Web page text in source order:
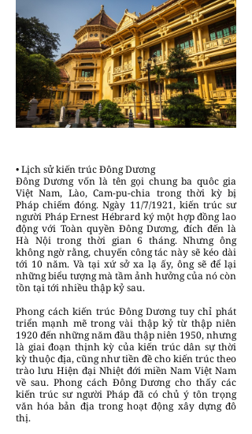
• Lịch sử kiến trúc Đông Dương
Đông Dương vốn là tên gọi chung ba quôc gia
Việt Nam, Lào, Cam-pu-chia trong thời kỳ bị
Pháp chiếm đóng. Ngày 11/7/1921, kiến trúc sư
người Pháp Ernest Hébrard ký một hợp đồng lao
động với Toàn quyền Đông Dương, đích đến là
Hà Nội trong thời gian 6 tháng. Nhưng ông
không ngờ rằng, chuyến công tác này sẽ kéo dài
tới 10 năm. Và tại xứ sở xa lạ ấy, ông sẽ để lại
những biểu tượng mà tầm ảnh hưởng của nó còn
tồn tại tới nhiều thập kỷ sau.
Phong cách kiến trúc Đông Dương tuy chỉ phát
triển mạnh mẽ trong vài thập kỷ từ thập niên
1920 đến những năm đầu thập niên 1950, nhưng
là giai đoạn thịnh kỳ của kiến trúc dân sự thời
kỳ thuộc địa, cũng như tiền đề cho kiến trúc theo
trào lưu Hiện đại Nhiệt đới miền Nam Việt Nam
về sau. Phong cách Đông Dương cho thấy các
kiến trúc sư người Pháp đã có chủ ý tôn trọng
văn hóa bản địa trong hoạt động xây dựng đô
thị.